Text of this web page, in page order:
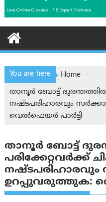
You are here
Home
താനൂർ ബോട്ട് ദുരന്തത്തില്‍
നഷ്ടപരിഹാരവും
വെൽഫെയർ പാർട്ടി
താനൂർ ബോട്ട്
പരിക്കേറ്റവർക്ക്
നഷ്ടപരിഹാരവും
ഉറപ്പുവരുത്തുക: